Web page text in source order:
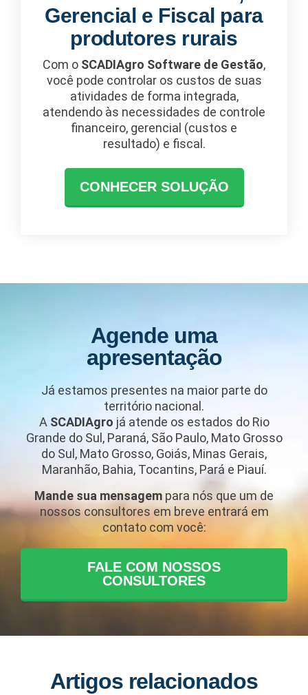
Gerencial e Fiscal para
produtores rurais
Com o SCADIAgro Software de Gestão,
você pode controlar os custos de suas
atividades de forma integrada,
atendendo às necessidades de controle
financeiro, gerencial (custos e
resultado) e fiscal.
CONHECER SOLUÇÃO
Agende uma
apresentação
Já estamos presentes na maior parte do
território nacional.
A SCADIAgro já atende os estados do Rio
Grande do Sul, Paraná, São Paulo, Mato Grosso
do Sul, Mato Grosso, Goiás, Minas Gerais,
Maranhão, Bahia, Tocantins, Pará e Piauí.
Mande sua mensagem para nós que um de
nossos consultores em breve entrará em
contato com você:
FALE COM NOSSOS
CONSULTORES
Artigos relacionados